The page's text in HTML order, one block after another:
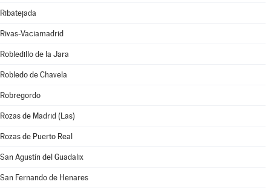
Ribatejada
Rivas-Vaciamadrid
Robledillo de la Jara
Robledo de Chavela
Robregordo
Rozas de Madrid (Las)
Rozas de Puerto Real
San Agustín del Guadalix
San Fernando de Henares